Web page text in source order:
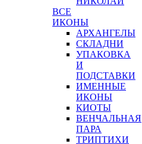
ВСЕ
ИКОНЫ
АРХАНГЕЛЫ
СКЛАДНИ
УПАКОВКА
И
ПОДСТАВКИ
ИМЕННЫЕ
ИКОНЫ
КИОТЫ
ВЕНЧАЛЬНАЯ
ПАРА
ТРИПТИХИ